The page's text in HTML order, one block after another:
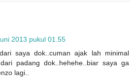
2013 pukul 01.55
saya dok..cuman ajak lah minimal
padang dok..hehehe..biar saya ga
lagi..